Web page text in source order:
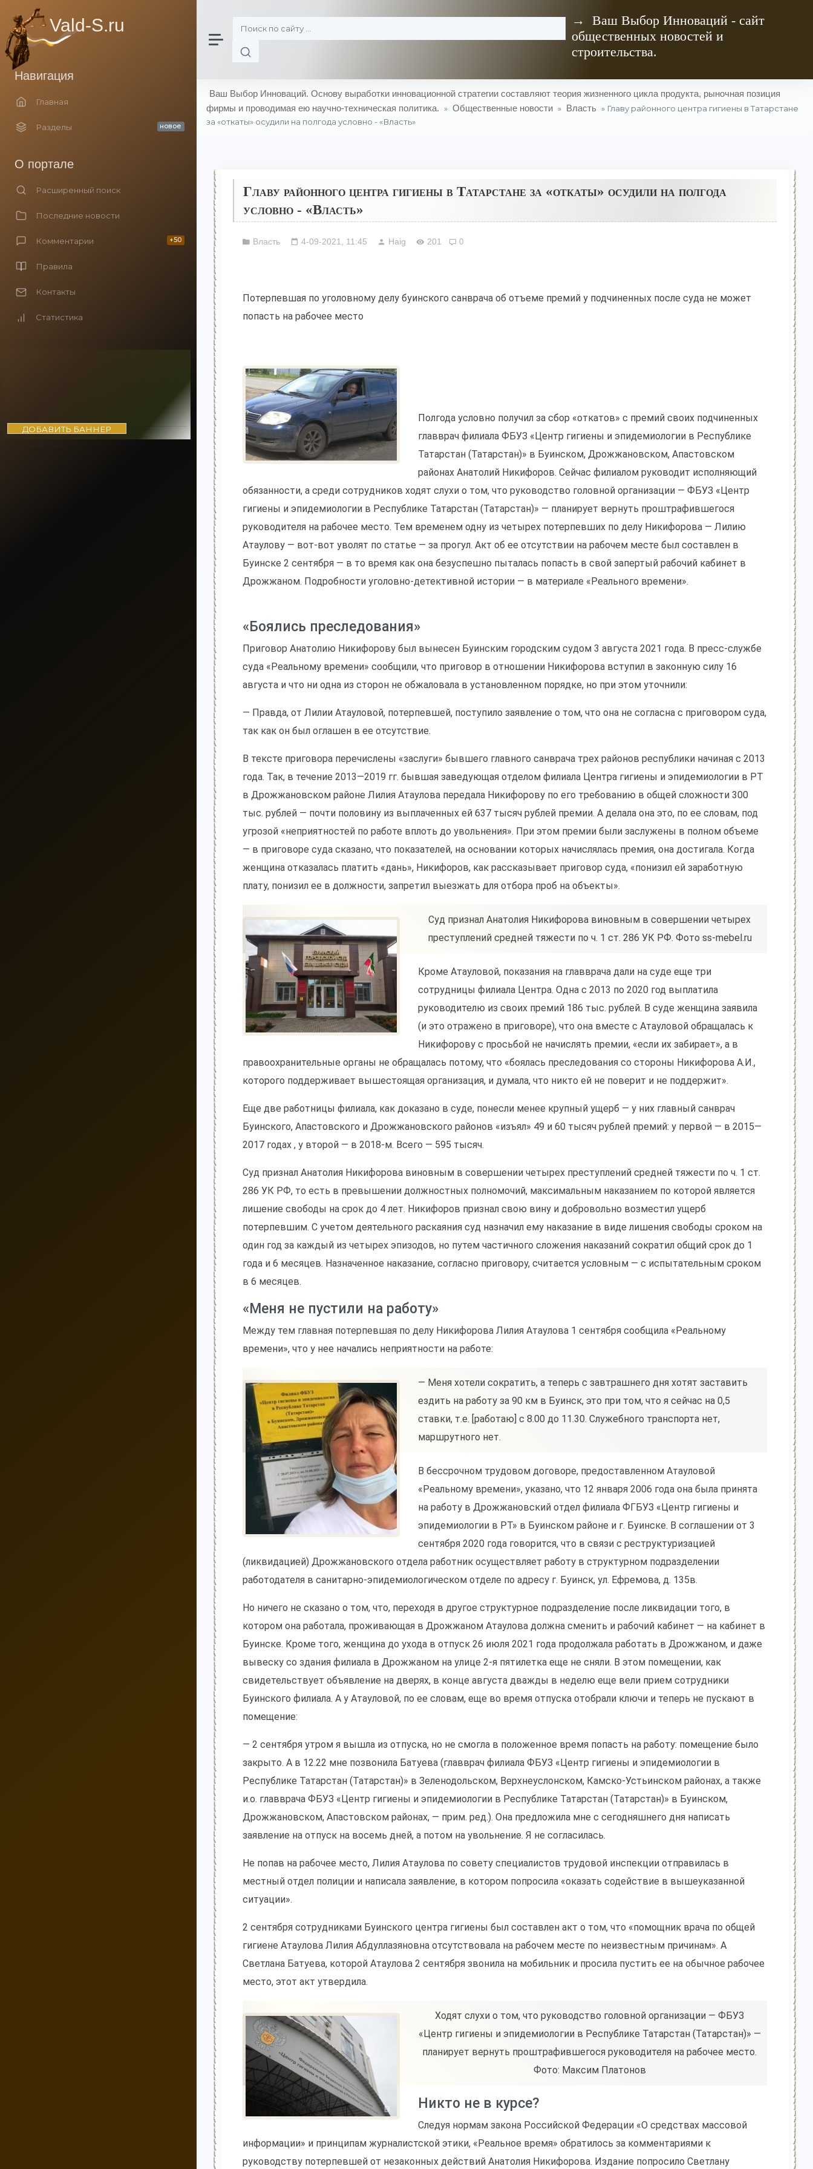
Vald-S.ru
Навигация
Главная
Разделы новое
О портале
Расширенный поиск
Последние новости
Комментарии +50
Правила
Контакты
Статистика
ДОБАВИТЬ БАННЕР
→ Ваш Выбор Инноваций - сайт
общественных новостей и
строительства.
Ваш Выбор Инноваций. Основу выработки инновационной стратегии составляют теория жизненного цикла продукта, рыночная позиция
фирмы и проводимая ею научно-техническая политика. » Общественные новости » Власть » Главу районного центра гигиены в Татарстане
за «откаты» осудили на полгода условно - «Власть»
Главу районного центра гигиены в Татарстане за «откаты» осудили на полгода
условно - «Власть»
Власть 4-09-2021, 11:45 Haig 201 0
Потерпевшая по уголовному делу буинского санврача об отъеме премий у подчиненных после суда не может
попасть на рабочее место
Полгода условно получил за сбор «откатов» с премий своих подчиненных
главврач филиала ФБУЗ «Центр гигиены и эпидемиологии в Республике
Татарстан (Татарстан)» в Буинском, Дрожжановском, Апастовском
районах Анатолий Никифоров. Сейчас филиалом руководит исполняющий
обязанности, а среди сотрудников ходят слухи о том, что руководство головной организации — ФБУЗ «Центр
гигиены и эпидемиологии в Республике Татарстан (Татарстан)» — планирует вернуть проштрафившегося
руководителя на рабочее место. Тем временем одну из четырех потерпевших по делу Никифорова — Лилию
Атаулову — вот-вот уволят по статье — за прогул. Акт об ее отсутствии на рабочем месте был составлен в
Буинске 2 сентября — в то время как она безуспешно пыталась попасть в свой запертый рабочий кабинет в
Дрожжаном. Подробности уголовно-детективной истории — в материале «Реального времени».
«Боялись преследования»
Приговор Анатолию Никифорову был вынесен Буинским городским судом 3 августа 2021 года. В пресс-службе
суда «Реальному времени» сообщили, что приговор в отношении Никифорова вступил в законную силу 16
августа и что ни одна из сторон не обжаловала в установленном порядке, но при этом уточнили:
— Правда, от Лилии Атауловой, потерпевшей, поступило заявление о том, что она не согласна с приговором суда,
так как он был оглашен в ее отсутствие.
В тексте приговора перечислены «заслуги» бывшего главного санврача трех районов республики начиная с 2013
года. Так, в течение 2013—2019 гг. бывшая заведующая отделом филиала Центра гигиены и эпидемиологии в РТ
в Дрожжановском районе Лилия Атаулова передала Никифорову по его требованию в общей сложности 300
тыс. рублей — почти половину из выплаченных ей 637 тысяч рублей премии. А делала она это, по ее словам, под
угрозой «неприятностей по работе вплоть до увольнения». При этом премии были заслужены в полном объеме
— в приговоре суда сказано, что показателей, на основании которых начислялась премия, она достигала. Когда
женщина отказалась платить «дань», Никифоров, как рассказывает приговор суда, «понизил ей заработную
плату, понизил ее в должности, запретил выезжать для отбора проб на объекты».
Суд признал Анатолия Никифорова виновным в совершении четырех
преступлений средней тяжести по ч. 1 ст. 286 УК РФ. Фото ss-mebel.ru
Кроме Атауловой, показания на главврача дали на суде еще три
сотрудницы филиала Центра. Одна с 2013 по 2020 год выплатила
руководителю из своих премий 186 тыс. рублей. В суде женщина заявила
(и это отражено в приговоре), что она вместе с Атауловой обращалась к
Никифорову с просьбой не начислять премии, «если их забирает», а в
правоохранительные органы не обращалась потому, что «боялась преследования со стороны Никифорова А.И.,
которого поддерживает вышестоящая организация, и думала, что никто ей не поверит и не поддержит».
Еще две работницы филиала, как доказано в суде, понесли менее крупный ущерб — у них главный санврач
Буинского, Апастовского и Дрожжановского районов «изъял» 49 и 60 тысяч рублей премий: у первой — в 2015—
2017 годах , у второй — в 2018-м. Всего — 595 тысяч.
Суд признал Анатолия Никифорова виновным в совершении четырех преступлений средней тяжести по ч. 1 ст.
286 УК РФ, то есть в превышении должностных полномочий, максимальным наказанием по которой является
лишение свободы на срок до 4 лет. Никифоров признал свою вину и добровольно возместил ущерб
потерпевшим. С учетом деятельного раскаяния суд назначил ему наказание в виде лишения свободы сроком на
один год за каждый из четырех эпизодов, но путем частичного сложения наказаний сократил общий срок до 1
года и 6 месяцев. Назначенное наказание, согласно приговору, считается условным — с испытательным сроком
в 6 месяцев.
«Меня не пустили на работу»
Между тем главная потерпевшая по делу Никифорова Лилия Атаулова 1 сентября сообщила «Реальному
времени», что у нее начались неприятности на работе:
— Меня хотели сократить, а теперь с завтрашнего дня хотят заставить
ездить на работу за 90 км в Буинск, это при том, что я сейчас на 0,5
ставки, т.е. [работаю] с 8.00 до 11.30. Служебного транспорта нет,
маршрутного нет.
В бессрочном трудовом договоре, предоставленном Атауловой
«Реальному времени», указано, что 12 января 2006 года она была принята
на работу в Дрожжановский отдел филиала ФГБУЗ «Центр гигиены и
эпидемиологии в РТ» в Буинском районе и г. Буинске. В соглашении от 3
сентября 2020 года говорится, что в связи с реструктуризацией
(ликвидацией) Дрожжановского отдела работник осуществляет работу в структурном подразделении
работодателя в санитарно-эпидемиологическом отделе по адресу г. Буинск, ул. Ефремова, д. 135в.
Но ничего не сказано о том, что, переходя в другое структурное подразделение после ликвидации того, в
котором она работала, проживающая в Дрожжаном Атаулова должна сменить и рабочий кабинет — на кабинет в
Буинске. Кроме того, женщина до ухода в отпуск 26 июля 2021 года продолжала работать в Дрожжаном, и даже
вывеску со здания филиала в Дрожжаном на улице 2-я пятилетка еще не сняли. В этом помещении, как
свидетельствует объявление на дверях, в конце августа дважды в неделю еще вели прием сотрудники
Буинского филиала. А у Атауловой, по ее словам, еще во время отпуска отобрали ключи и теперь не пускают в
помещение:
— 2 сентября утром я вышла из отпуска, но не смогла в положенное время попасть на работу: помещение было
закрыто. А в 12.22 мне позвонила Батуева (главврач филиала ФБУЗ «Центр гигиены и эпидемиологии в
Республике Татарстан (Татарстан)» в Зеленодольском, Верхнеуслонском, Камско-Устьинском районах, а также
и.о. главврача ФБУЗ «Центр гигиены и эпидемиологии в Республике Татарстан (Татарстан)» в Буинском,
Дрожжановском, Апастовском районах, — прим. ред.). Она предложила мне с сегодняшнего дня написать
заявление на отпуск на восемь дней, а потом на увольнение. Я не согласилась.
Не попав на рабочее место, Лилия Атаулова по совету специалистов трудовой инспекции отправилась в
местный отдел полиции и написала заявление, в котором попросила «оказать содействие в вышеуказанной
ситуации».
2 сентября сотрудниками Буинского центра гигиены был составлен акт о том, что «помощник врача по общей
гигиене Атаулова Лилия Абдуллазяновна отсутствовала на рабочем месте по неизвестным причинам». А
Светлана Батуева, которой Атаулова 2 сентября звонила на мобильник и просила пустить ее на обычное рабочее
место, этот акт утвердила.
Ходят слухи о том, что руководство головной организации — ФБУЗ
«Центр гигиены и эпидемиологии в Республике Татарстан (Татарстан)» —
планирует вернуть проштрафившегося руководителя на рабочее место.
Фото: Максим Платонов
Никто не в курсе?
Следуя нормам закона Российской Федерации «О средствах массовой
информации» и принципам журналистской этики, «Реальное время» обратилось за комментариями к
руководству потерпевшей от незаконных действий Анатолия Никифорова. Издание попросило Светлану